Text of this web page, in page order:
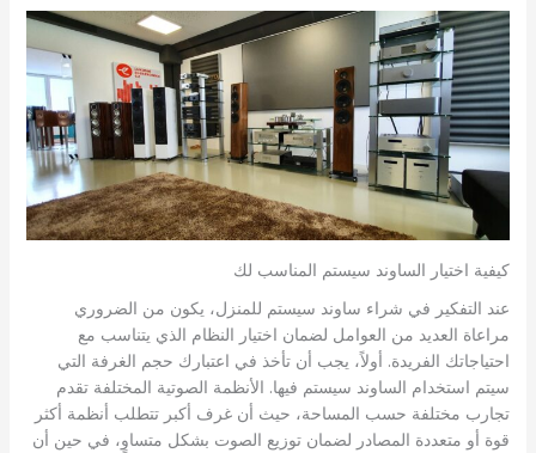
كيفية اختيار الساوند سيستم المناسب لك
عند التفكير في شراء ساوند سيستم للمنزل، يكون من الضروري
مراعاة العديد من العوامل لضمان اختيار النظام الذي يتناسب مع
احتياجاتك الفريدة. أولاً، يجب أن تأخذ في اعتبارك حجم الغرفة التي
سيتم استخدام الساوند سيستم فيها. الأنظمة الصوتية المختلفة تقدم
تجارب مختلفة حسب المساحة، حيث أن غرف أكبر تتطلب أنظمة أكثر
قوة أو متعددة المصادر لضمان توزيع الصوت بشكل متساوٍ، في حين أن